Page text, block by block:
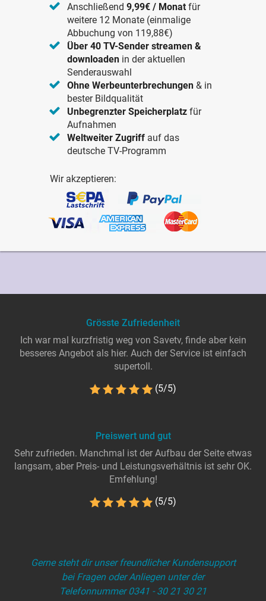
Anschließend9,99€ / Monat für
weitere 12 Monate (einmalige
Abbuchung von 119,88€)
Über 40 TV-Sender streamen &
downloaden in der aktuellen
Senderauswahl
Ohne Werbeunterbrechungen & in
bester Bildqualität
Unbegrenzter Speicherplatz für
Aufnahmen
Weltweiter Zugriff auf das
deutsche TV-Programm
Wir akzeptieren:
Grösste Zufriedenheit
Ich war mal kurzfristig weg von Savetv, finde aber kein
besseres Angebot als hier. Auch der Service ist einfach
supertoll.
(5/5)
Preiswert und gut
Sehr zufrieden. Manchmal ist der Aufbau der Seite etwas
langsam, aber Preis- und Leistungsverhältnis ist sehr OK.
Emfehlung!
(5/5)
Gerne steht dir unser freundlicher Kundensupport
bei Fragen oder Anliegen unter der
Telefonnummer 0341 - 30 21 30 21